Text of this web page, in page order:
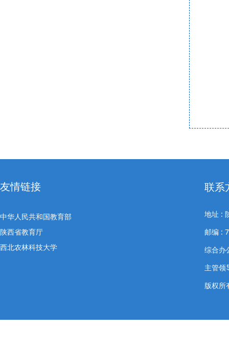
友情链接
中华人民共和国教育部
陕西省教育厅
西北农林科技大学
联系
地址 :
邮编 :
综合办
主管
版权